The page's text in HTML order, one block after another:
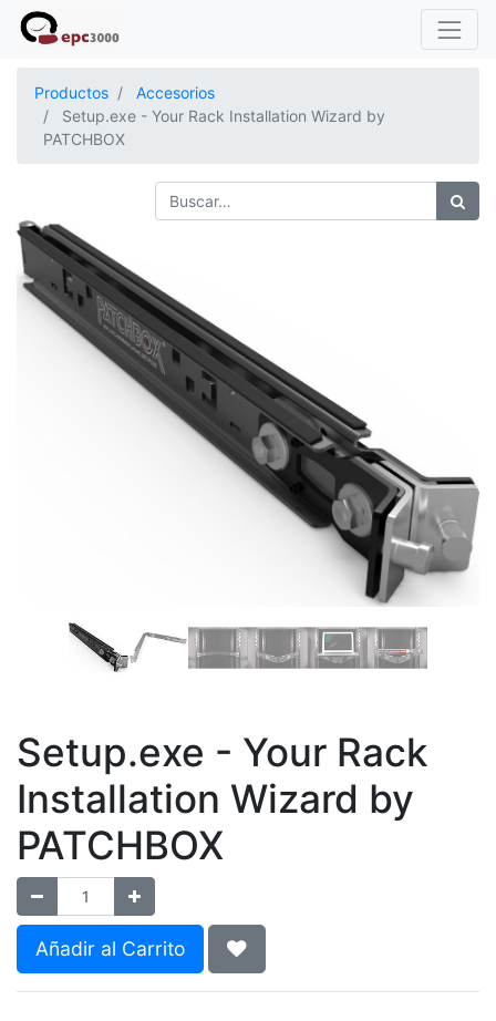
Productos
Accesorios
Setup.exe - Your Rack Installation Wizard by
PATCHBOX
Setup.exe - Your Rack
Installation Wizard by
PATCHBOX
Añadir al Carrito